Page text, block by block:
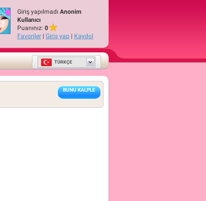
Giriş yapılmadı Anonim
Kullanıcı
Puanınız: 0
Favoriler | Giriş yap | Kaydol
TÜRKÇE
BUNU KALPLE